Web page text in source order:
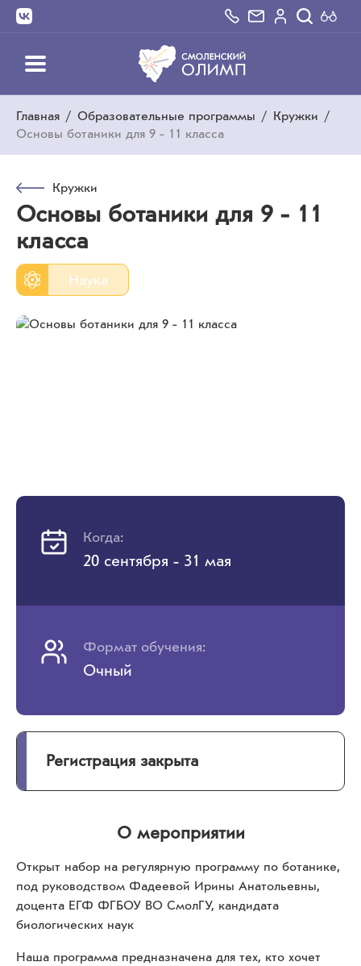
Главная / Образовательные программы / Кружки /
Основы ботаники для 9 - 11 класса
Кружки
Основы ботаники для 9 - 11
класса
Наука
Когда:
20 сентября - 31 мая
Формат обучения:
Очный
Регистрация закрыта
О мероприятии
Открыт набор на регулярную программу по ботанике,
под руководством Фадеевой Ирины Анатольевны,
доцента ЕГФ ФГБОУ ВО СмолГУ, кандидата
биологических наук
Наша программа предназначена для тех, кто хочет